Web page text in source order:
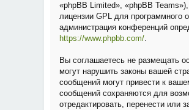
«phpBB Limited», «phpBB
лицензии GPL для программного
администрация конференций
https://www.phpbb.com/.
Вы соглашаетесь не размещать
могут нарушить законы вашей
сообщений могут привести к
сообщений сохраняются для
отредактировать, перенести